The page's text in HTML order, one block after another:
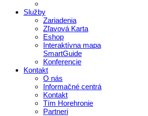
Služby
Zariadenia
Zľavová Karta
Eshop
Interaktívna mapa
SmartGuide
Konferencie
Kontakt
O nás
Informačné centrá
Kontakt
Tím Horehronie
Partneri